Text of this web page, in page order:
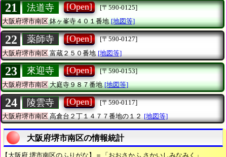
21 法道寺 [Open]
[〒590-0125]
大阪府堺市南区鉢ヶ峯寺４０１番地 [地図等]
22 薬師寺 [Open]
[〒590-0127]
大阪府堺市南区 富蔵２５０番地 [地図等]
23 來迎寺 [Open]
[〒590-0153]
大阪府堺市南区大庭寺９８７番地 [地図等]
24 陵雲寺 [Open]
[〒590-0117]
大阪府堺市南区高倉台２丁１４７７番地の１２ [地図等]
大阪府堺市南区の情報統計
【大阪府 堺市南区のふりがな】＝「おおさかふ さかいしみなみく」